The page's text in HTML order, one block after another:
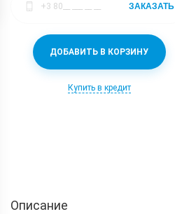
ДОБАВИТЬ В КОРЗИНУ
Купить в кредит
ЗАКАЗАТЬ
Описание